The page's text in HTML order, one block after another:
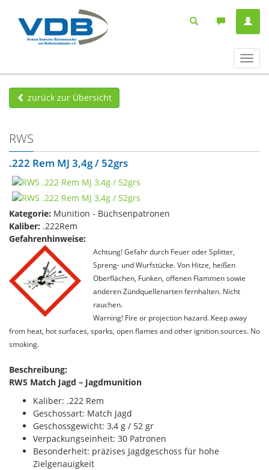
ein-/
zurück zur Übersicht
RWS
.222 Rem MJ 3,4g / 52grs
Kategorie: Munition - Büchsenpatronen
Kaliber: .222Rem
Gefahrenhinweise:
Achtung! Gefahr durch Feuer oder Splitter,
Spreng- und Wurfstücke. Von Hitze, heißen
Oberflächen, Funken, offenen Flammen sowie
anderen Zündquellenarten fernhalten. Nicht
rauchen.
Warning! Fire or projection hazard. Keep away
from heat, hot surfaces, sparks, open flames and other ignition sources. No
smoking.
Beschreibung:
RWS Match Jagd – Jagdmunition
Kaliber: .222 Rem
Geschossart: Match Jagd
Geschossgewicht: 3,4 g / 52 gr
Verpackungseinheit: 30 Patronen
Besonderheit: präzises Jagdgeschoss für hohe
Zielgenauigkeit